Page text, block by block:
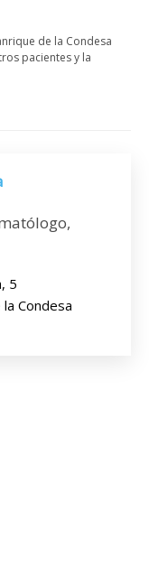
de la Condesa
pacientes y la
5
Condesa